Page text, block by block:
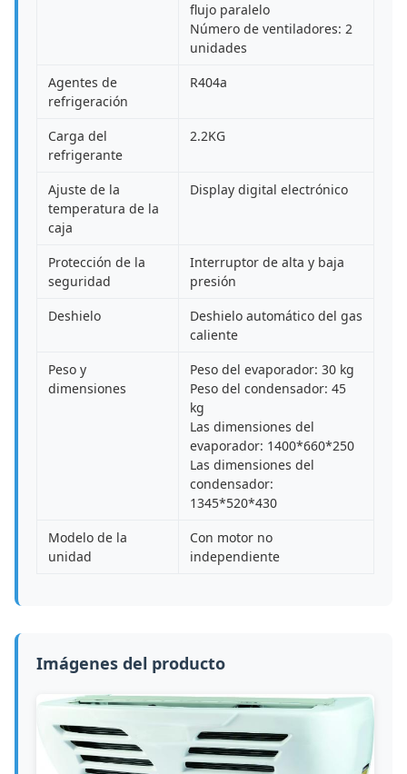
flujo paralelo
Número de ventiladores: 2
unidades
Agentes de
refrigeración
R404a
Carga del
refrigerante
2.2KG
Ajuste de la
temperatura de la
caja
Display digital electrónico
Protección de la
seguridad
Interruptor de alta y baja
presión
Deshielo
Deshielo automático del gas
caliente
Peso y
dimensiones
Peso del evaporador: 30 kg
Peso del condensador: 45
kg
Las dimensiones del
evaporador: 1400*660*250
Las dimensiones del
condensador:
1345*520*430
Modelo de la
unidad
Con motor no
independiente
Imágenes del producto